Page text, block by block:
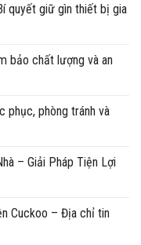
quyết giữ gìn thiết bị gia
bảo chất lượng và an
phục, phòng tránh và
– Giải Pháp Tiện Lợi
Cuckoo – Địa chỉ tin